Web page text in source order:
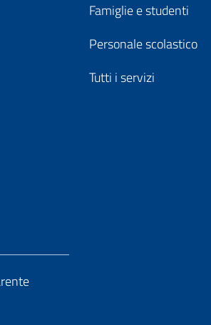
Famiglie e studenti
Personale scolastico
Tutti i servizi